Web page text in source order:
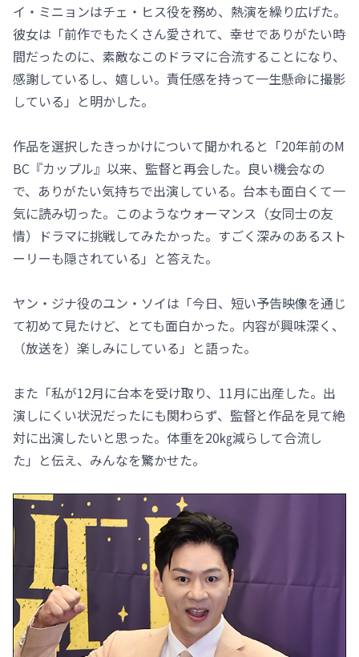
イ・ミニョンはチェ・ヒス役を務め、熱演を繰り広げた。
彼女は「前作でもたくさん愛されて、幸せでありがたい時
間だったのに、素敵なこのドラマに合流することになり、
感謝しているし、嬉しい。責任感を持って一生懸命に撮影
している」と明かした。
作品を選択したきっかけについて聞かれると「20年前のM
BC『カップル』以来、監督と再会した。良い機会なの
で、ありがたい気持ちで出演している。台本も面白くて一
気に読み切った。このようなウォーマンス（女同士の友
情）ドラマに挑戦してみたかった。すごく深みのあるスト
ーリーも隠されている」と答えた。
ヤン・ジナ役のユン・ソイは「今日、短い予告映像を通じ
て初めて見たけど、とても面白かった。内容が興味深く、
（放送を）楽しみにしている」と語った。
また「私が12月に台本を受け取り、11月に出産した。出
演しにくい状況だったにも関わらず、監督と作品を見て絶
対に出演したいと思った。体重を20㎏減らして合流し
た」と伝え、みんなを驚かせた。